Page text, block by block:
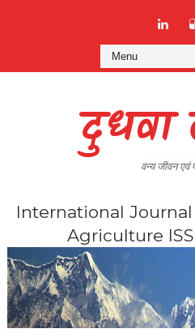
दुधवा
वन्य जीवन एवं
International
Agriculture